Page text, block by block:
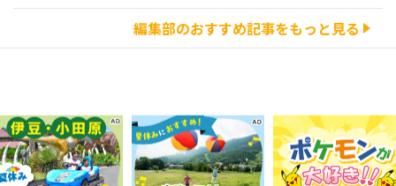
編集部のおすすめ記事をもっと見る